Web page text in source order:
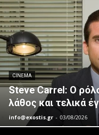
CINEMA
Steve Carrel: Ο
λάθος και τελικά
info@exostis.gr - 03/08/2026